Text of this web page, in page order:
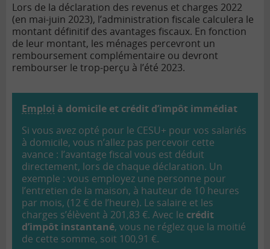
Lors de la déclaration des revenus et charges 2022
(en mai-juin 2023), l’administration fiscale calculera le
montant définitif des avantages fiscaux. En fonction
de leur montant, les ménages percevront un
remboursement complémentaire ou devront
rembourser le trop-perçu à l’été 2023.
Emploi à domicile et crédit d’impôt immédiat
Si vous avez opté pour le CESU+ pour vos salariés
à domicile, vous n’allez pas percevoir cette
avance : l’avantage fiscal vous est déduit
directement, lors de chaque déclaration. Un
exemple : vous employez une personne pour
l’entretien de la maison, à hauteur de 10 heures
par mois, (12 € de l’heure). Le salaire et les
charges s’élèvent à 201,83 €. Avec le crédit
d’impôt instantané, vous ne réglez que la moitié
de cette somme, soit 100,91 €.